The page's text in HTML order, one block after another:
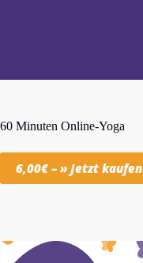
60 Minuten Online-Yoga
6,00€ – » Jetzt kaufen